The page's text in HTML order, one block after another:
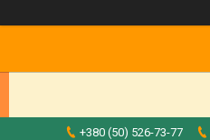
+380 (50) 526-73-77